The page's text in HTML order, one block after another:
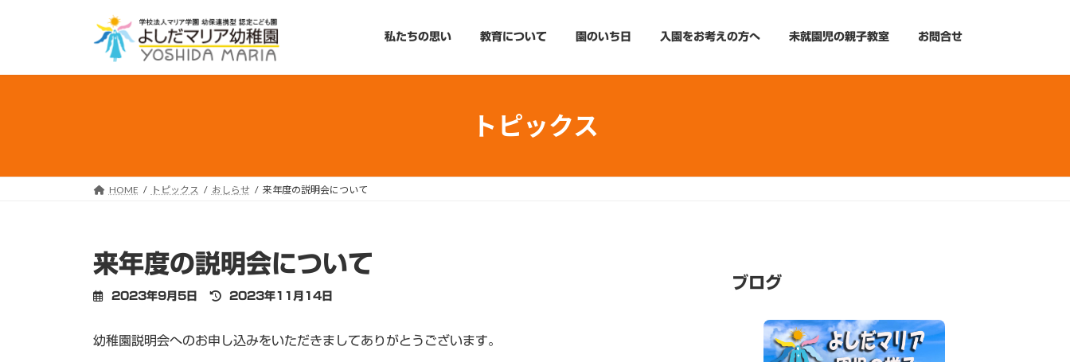
プ
動
私たちの思い 教育について 園のいち日 入園をお考えの方へ 未就園児の親子教室 お問合せ
トピックス
HOME トピックス おしらせ 来年度の説明会について
来年度の説明会について
2023年9月5日
最
新
2023年11月14日
幼稚園説明会へのお申し込みをいただきましてありがとうございます。
ブログ